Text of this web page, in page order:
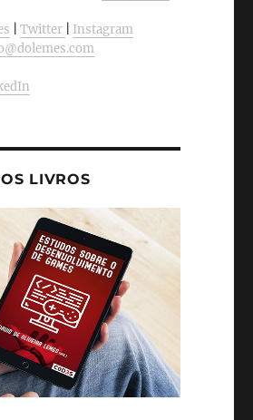
Twitter
Instagram
LIVROS